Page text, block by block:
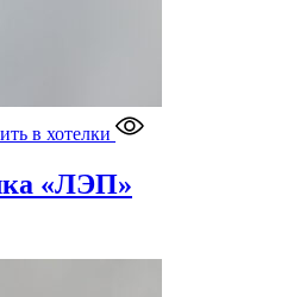
в хотелки
«ЛЭП»